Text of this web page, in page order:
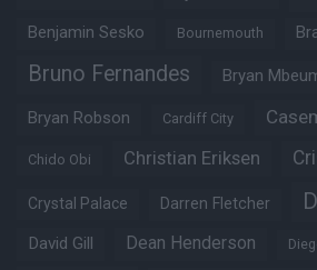
Benjamin Sesko Bournemouth
Bruno Fernandes Bryan
Bryan Robson Cardiff City
Chido Obi Christian Eriksen
Crystal Palace Darren Fletcher
David Gill Dean Henderson